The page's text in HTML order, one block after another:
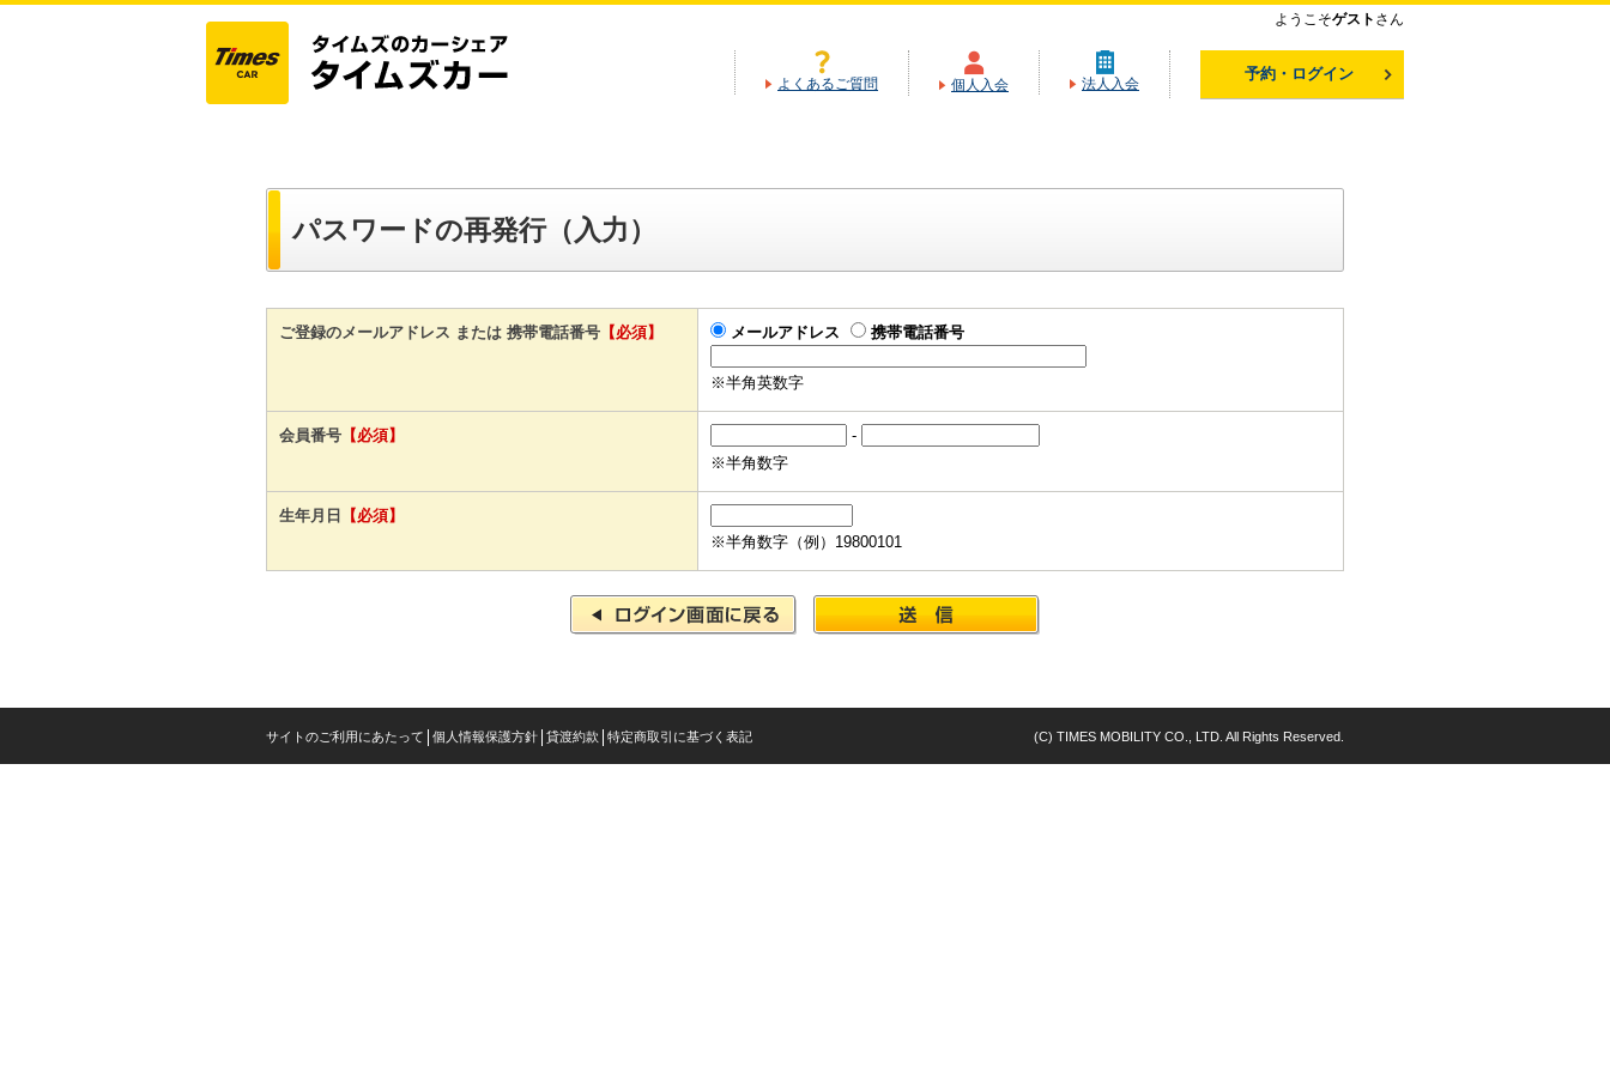
ようこそゲスト さん
よくあるご質問 個人入会 法人入会
予約・ログイン
パスワードの再発行（入力）
ご登録のメールアドレス または 携帯電話番号 【必須】 メールアドレス 携帯電話番号
※半角英数字
会員番号 【必須】
-
※半角数字
生年月日
【必須】
※半角数字（例）19800101
サイトのご利用にあたって 個人情報保護方針 貸渡約款 特定商取引に基づく表記 (C) TIMES MOBILITY CO., LTD. All Rights Reserved.